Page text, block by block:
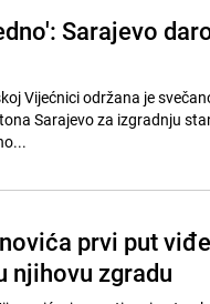
Sarajevo
Vijećnici održana je
Sarajevo za izgradnju
prvi put
njihovu zgradu